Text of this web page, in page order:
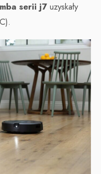
serii j7uzyskały